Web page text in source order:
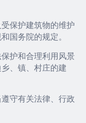
保护建筑物的维护
国务院的规定。
护和合理利用风景
、镇、村庄的建
守有关法律、行政